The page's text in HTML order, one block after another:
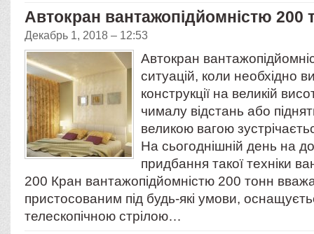
Автокран вантажопідйомністю 200
Декабрь 1, 2018 – 12:53
Автокран
ситуацій, коли необхідно
конструкції на великій
чималу відстань або
великою вагою
На сьогоднішній день на
придбання такої техніки
200 Кран вантажопідйомністю 200 тонн
пристосованим під будь-які умови,
телескопічною стрілою…